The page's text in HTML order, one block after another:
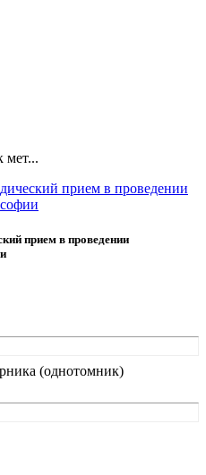
мет...
прием в проведении
прием в проведении
(однотомник)